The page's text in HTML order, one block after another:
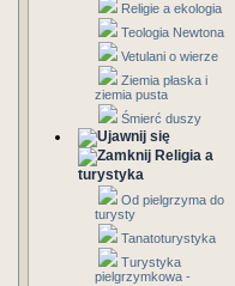
Religie a ekologia
Teologia Newtona
Vetulani o wierze
Ziemia płaska i
ziemia pusta
Śmierć duszy
Religia a
turystyka
Od pielgrzyma do
turysty
Tanatoturystyka
Turystyka
pielgrzymkowa -